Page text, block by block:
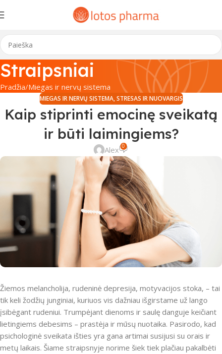
Straipsniai
Pradžia Miegas ir nervų sistema
MIEGAS IR NERVŲ SISTEMA,STRESAS IR NUOVARGIS
Kaip stiprinti emocinę sveikatą
ir būti laimingiems?
Alex 0
Žiemos melancholija, rudeninė depresija, motyvacijos stoka, – tai
tik keli žodžių junginiai, kuriuos vis dažniau išgirstame už lango
įsibėgant rudeniui. Trumpėjant dienoms ir saulę danguje keičiant
lietingiems debesims – prastėja ir mūsų nuotaika. Pasirodo, kad
psichologinė sveikata išties yra gana artimai susijusi su orais ir
metų laikais. Šiame straipsnyje norime šiek tiek plačiau pakalbėti